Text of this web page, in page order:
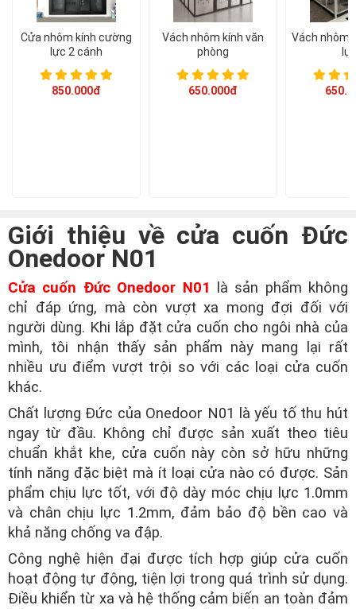
Cửa nhôm kính cường
lực 2 cánh
850.000đ
Vách nhôm kính văn
phòng
650.000đ
Vách nhôm
Giới thiệu về cửa cuốn Đức
Onedoor N01
Cửa cuốn Đức Onedoor N01
là sản phẩm không
chỉ đáp ứng, mà còn vượt xa mong đợi đối với
người dùng. Khi lắp đặt cửa cuốn cho ngôi nhà của
mình, tôi nhận thấy sản phẩm này mang lại rất
nhiều ưu điểm vượt trội so với các loại cửa cuốn
khác.
Chất lượng Đức của Onedoor N01 là yếu tố thu hút
ngay từ đầu. Không chỉ được sản xuất theo tiêu
chuẩn khắt khe, cửa cuốn này còn sở hữu những
tính năng đặc biệt mà ít loại cửa nào có được. Sản
phẩm chịu lực tốt, với độ dày móc chịu lực 1.0mm
và chân chịu lực 1.2mm, đảm bảo độ bền cao và
khả năng chống va đập.
Công nghệ hiện đại được tích hợp giúp cửa cuốn
hoạt động tự động, tiện lợi trong quá trình sử dụng.
Điều khiển từ xa và hệ thống cảm biến an toàn đảm